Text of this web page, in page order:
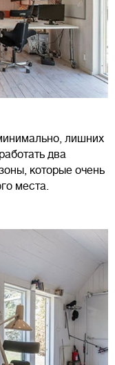
лишних
два
которые очень
места.